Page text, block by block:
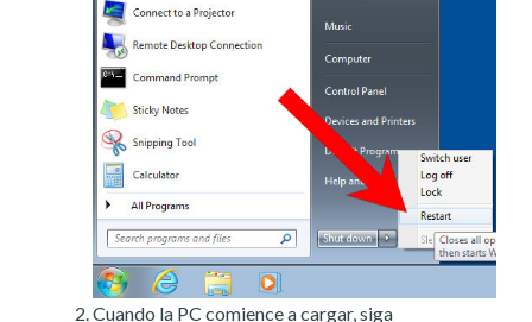
Cuando la PC comience a cargar, siga